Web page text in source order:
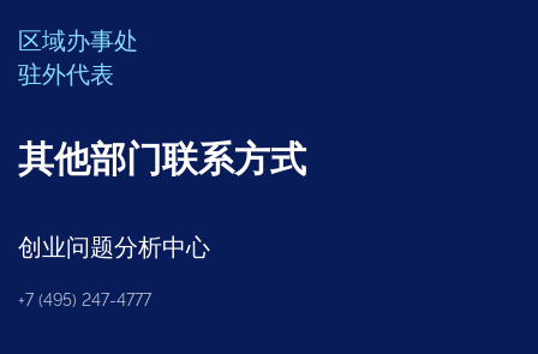
区域办事处
驻外代表
其他部门联系方式
创业问题分析中心
+7 (495) 247-4777